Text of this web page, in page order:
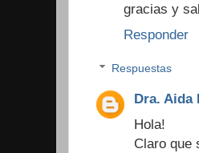
gracias y
Responder
Respuestas
Dra. Aida
Hola!
Claro que